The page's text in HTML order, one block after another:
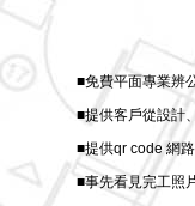
■免費平面專業辨
■提供客戶從設計
■提供qr code 網
■事先看見完工照